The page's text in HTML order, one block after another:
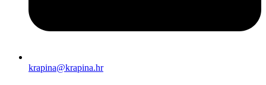
krapina@krapina.hr